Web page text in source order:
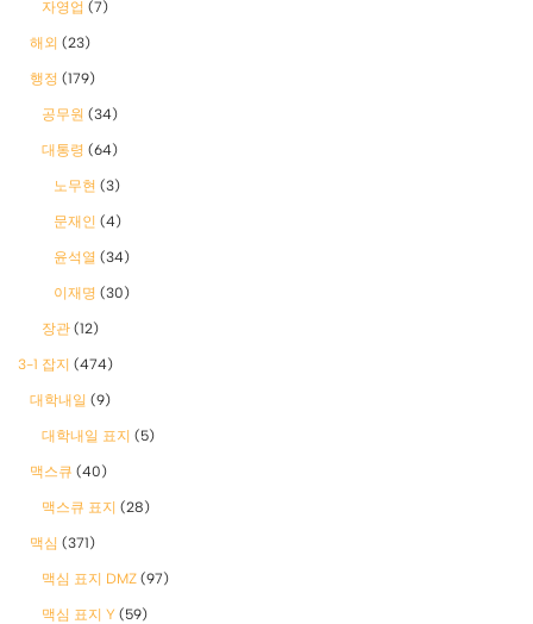
자영업 (7)
해외 (23)
행정 (179)
공무원 (34)
대통령 (64)
노무현 (3)
문재인 (4)
윤석열 (34)
이재명 (30)
장관 (12)
3-1 잡지 (474)
대학내일 (9)
대학내일 표지 (5)
맥스큐 (40)
맥스큐 표지 (28)
맥심 (371)
맥심 표지 DMZ (97)
맥심 표지 Y (59)